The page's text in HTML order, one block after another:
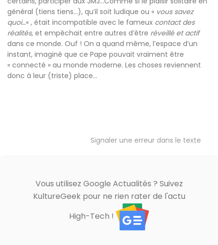
général (tiens tiens…), qu’il soit ludique ou « vous savez
quoi…« , était incompatible avec le fameux contact des
réalités, et empêchait entre autres d’être réveillé et actif
dans ce monde. Ouf ! On a quand même, l’espace d’un
instant, imaginé que ce Pape pouvait vraiment être
« connecté » au monde moderne. Les choses reviennent
donc à leur (triste) place…
Signaler une erreur dans le texte
Vous utilisez Google Actualités ? Suivez
KultureGeek pour ne rien rater de l'actu
High-Tech !